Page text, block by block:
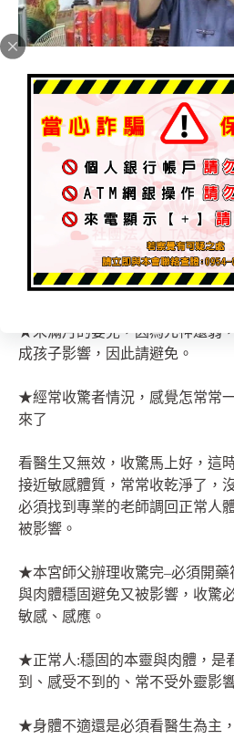
收驚注意事項:
★未滿月的嬰兒，因為元神還弱
成孩子影響，因此請避免。
★經常收驚者情況，感覺怎常常
來了
看醫生又無效，收驚馬上好，這
接近敏感體質，常常收乾淨了，
必須找到專業的老師調回正常人
被影響。
★本宮師父辦理收驚完–必須開藥
與肉體穩固避免又被影響，收驚
敏感、感應。
★正常人:穩固的本靈與肉體，是
到、感受不到的、常不受外靈影
★身體不適還是必須看醫生為主